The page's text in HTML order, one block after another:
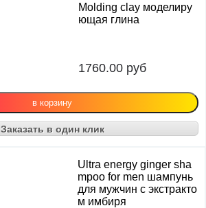
Molding clay моделиру
ющая глина
1760.00 руб
Заказать в один клик
Ultra energy ginger sha
mpoo for men шампунь
для мужчин с экстракто
м имбиря